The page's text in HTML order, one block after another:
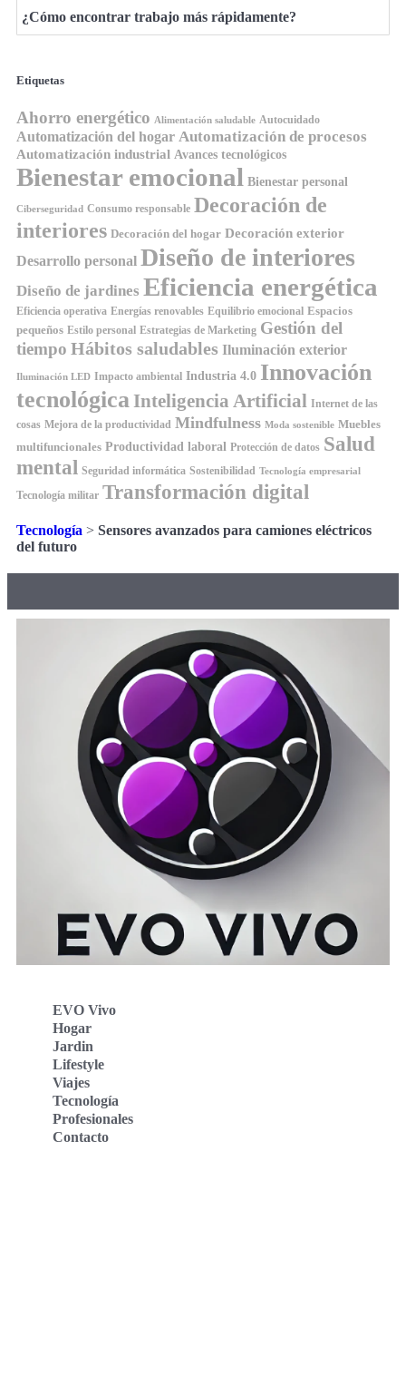
¿Cómo encontrar trabajo más rápidamente?
Etiquetas
Ahorro energético Alimentación saludable Autocuidado
Automatización del hogar Automatización de procesos
Automatización industrial Avances tecnológicos
Bienestar emocional Bienestar personal
Ciberseguridad Consumo responsable Decoración de
interiores Decoración del hogar Decoración exterior
Desarrollo personal Diseño de interiores
Diseño de jardines Eficiencia energética
Eficiencia operativa Energías renovables Equilibrio emocional Espacios
pequeños Estilo personal Estrategias de Marketing Gestión del
tiempo Hábitos saludables Iluminación exterior
Iluminación LED Impacto ambiental Industria 4.0 Innovación
tecnológica Inteligencia Artificial Internet de las
cosas Mejora de la productividad Mindfulness Moda sostenible Muebles
multifuncionales Productividad laboral Protección de datos Salud
mental Seguridad informática Sostenibilidad Tecnología empresarial
Tecnología militar Transformación digital
Tecnología > Sensores avanzados para camiones eléctricos
del futuro
EVO Vivo
Hogar
Jardin
Lifestyle
Viajes
Tecnología
Profesionales
Contacto